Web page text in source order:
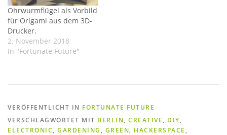
Ohrwurmflügel als Vorbild
für Origami aus dem 3D-
Drucker.
2. November 2018
In "Fortunate Future"
VERÖFFENTLICHT IN FORTUNATE FUTURE
VERSCHLAGWORTET MIT BERLIN, CREATIVE, DIY,
ELECTRONIC, GARDENING , GREEN, HACKERSPACE ,